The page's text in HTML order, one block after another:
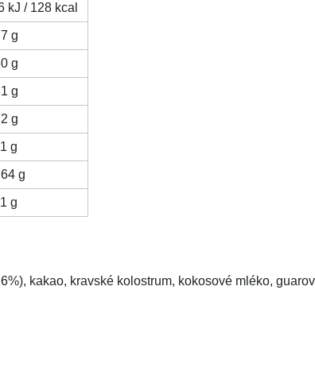
kJ / 128 kcal
g
g
g
g
g
g
g
kakao, kravské kolostrum, kokosové mléko,